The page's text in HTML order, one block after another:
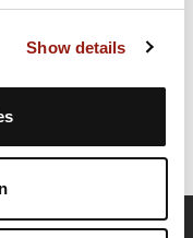
Show details
à 09:52:53.
2024 à 08:02:39.